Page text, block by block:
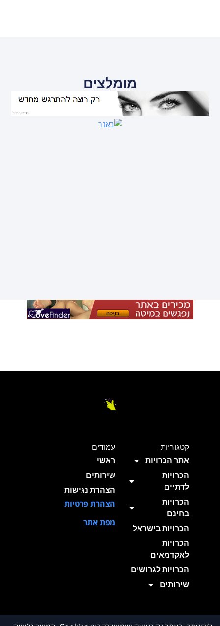
מומלצים
קטגוריות
אתר הכרויות
הכרויות
לדתיים
הכרויות
בחינם
הכרויות בישראל
הכרויות
לאקדמאים
הכרויות לגרושים
שירותים
עמודים
ראשי
שירותים
הצהרת נגישות
הצהרת פרטיות
מפת אתר